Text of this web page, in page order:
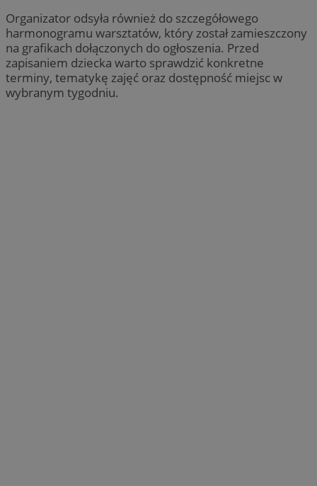
Organizator odsyła również do szczegółowego
harmonogramu warsztatów, który został zamieszczony
na grafikach dołączonych do ogłoszenia. Przed
zapisaniem dziecka warto sprawdzić konkretne
terminy, tematykę zajęć oraz dostępność miejsc w
wybranym tygodniu.